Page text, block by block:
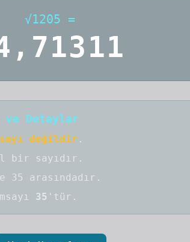
√1205 =
Detaylar
değildir .
bir sayıdır .
arasındadır.
35 'tür.